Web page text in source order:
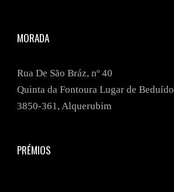
MORADA
Rua De São Bráz, nº 40
Quinta da Fontoura Lugar de Beduído
3850-361, Alquerubim
PRÉMIOS